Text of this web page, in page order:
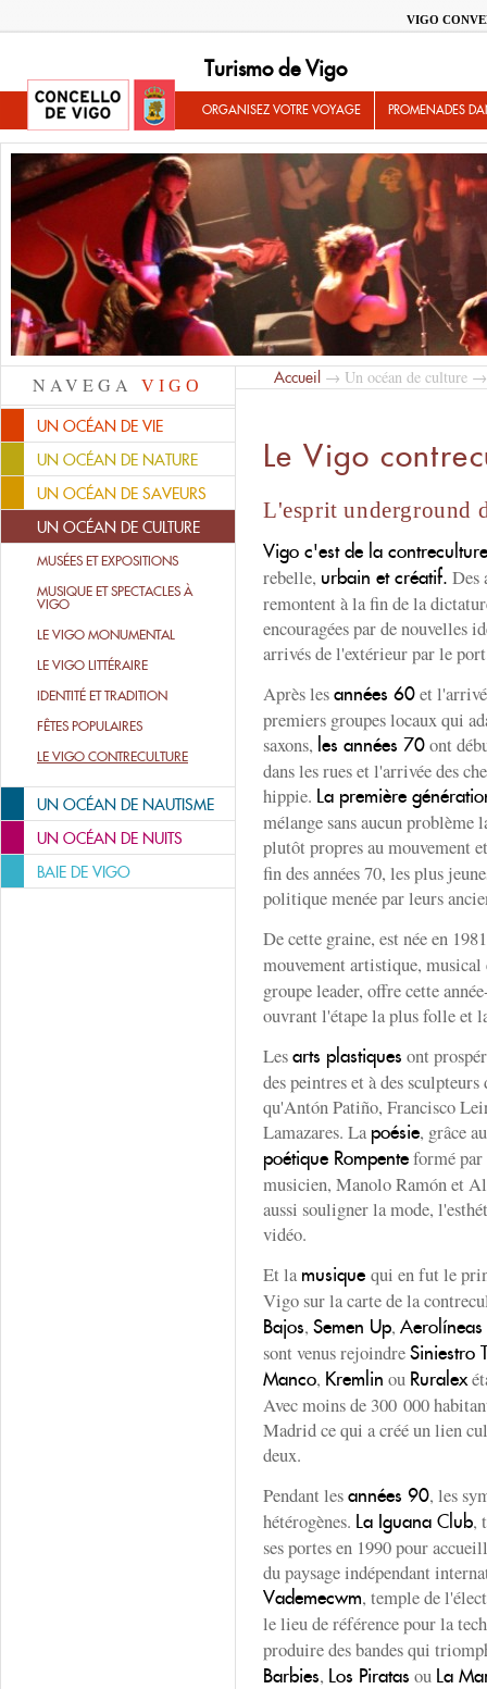
VIGO
Turismo de Vigo
ORGANISEZ VOTRE VOYAGE PROMENADES
NAVEGA VIGO
UN OCÉAN DE VIE
UN OCÉAN DE NATURE
UN OCÉAN DE SAVEURS
UN OCÉAN DE CULTURE
MUSÉES ET EXPOSITIONS
MUSIQUE ET SPECTACLES À
VIGO
LE VIGO MONUMENTAL
LE VIGO LITTÉRAIRE
IDENTITÉ ET TRADITION
FÊTES POPULAIRES
LE VIGO CONTRECULTURE
UN OCÉAN DE NAUTISME
UN OCÉAN DE NUITS
BAIE DE VIGO
Accueil → Un océan de culture →
Le Vigo
L'esprit underground
Vigo c'est de la
rebelle, urbain et créatif. Des
remontent à la fin de la
encouragées par de nouvelles
arrivés de l'extérieur par le
Après lesannées 60et
premiers groupes locaux qui
saxons, les années 70ont
dans les rues et l'arrivée des
hippie. La première
mélange sans aucun problème
plutôt propres au mouvement
fin des années 70, les plus
politique menée par leurs
De cette graine, est née en
mouvement artistique,
groupe leader, offre cette
ouvrant l'étape la plus folle et
Lesarts plastiques ont
des peintres et à des
qu'Antón Patiño, Francisco
Lamazares. La poésie, grâce
poétique Rompenteformé
musicien, Manolo Ramón et
aussi souligner la mode,
vidéo.
Et la musique qui en fut le
Vigo sur la carte de la
Bajos, Semen Up, Aerolíneas
sont venus rejoindreSiniestro
Manco, Kremlin ou Ruralex
Avec moins de 300 000
Madrid ce qui a créé un lien
deux.
Pendant lesannées 90, les
hétérogènes. La Iguana Club,
ses portes en 1990 pour
du paysage indépendant
Vademecwm, temple de
le lieu de référence pour la
produire des bandes qui
Barbies, Los Piratas ou La